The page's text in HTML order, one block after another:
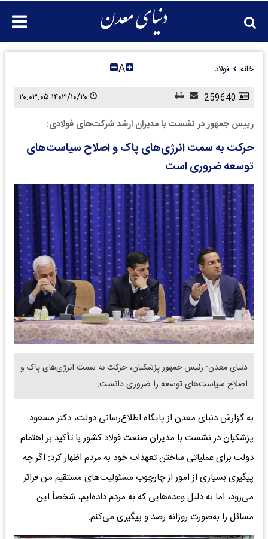
خانه فولاد A
رییس جمهور در نشست با مدیران ارشد شرکت‌‌های فولادی:
حرکت به سمت انرژی‌های پاک و اصلاح سیاست‌های
توسعه ضروری است
دنیای معدن: رئیس جمهور پزشکیان، حرکت به سمت انرژی‌های پاک و
اصلاح سیاست‌های توسعه را ضروری دانست.
به گزارش دنیای معدن از پایگاه اطلاع‌رسانی دولت، دکتر مسعود
پزشکیان در نشست با مدیران صنعت فولاد کشور با تأکید بر اهتمام
دولت برای عملیاتی ساختن تعهدات خود به مردم اظهار کرد: اگر چه
پیگیری بسیاری از امور از چارچوب مسئولیت‌های مستقیم من فراتر
می‌رود، اما به دلیل وعده‌هایی که به مردم داده‌ایم، شخصاً این
مسائل را به‌صورت روزانه رصد و پیگیری می‌کنم.